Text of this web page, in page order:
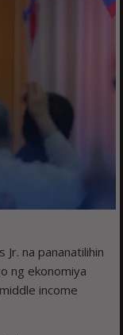
Jr. na pananatilihin
ng ekonomiya
income